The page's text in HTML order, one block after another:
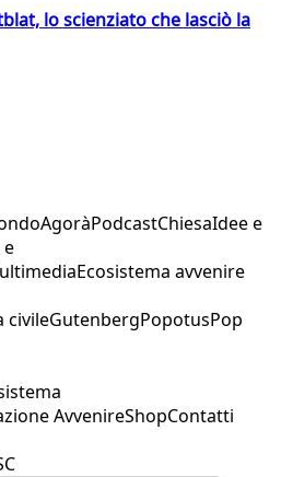
lo scienziato che lasciò la
AgoràPodcastChiesaIdee e
e
Ecosistema avvenire
civileGutenbergPopotusPop
AvvenireShopContatti